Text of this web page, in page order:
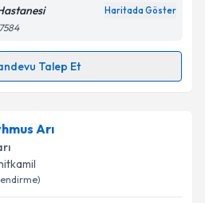
işlenmesine ilişkin
ve kişisel verilerimin belirtilen
Talebini Gönder
Haritada Göster
Talep Et
Talebi
için randevu takvimi talebi
randevu almanız için bir
e-posta ile bilgilendireceğiz.
Arı